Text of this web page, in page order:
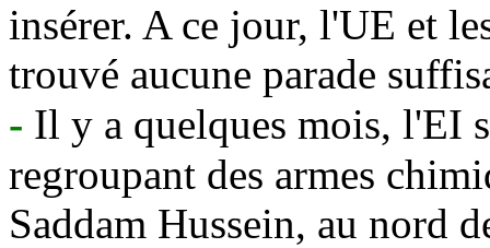
insérer. A ce jour, l'UE et
trouvé aucune parade
- Il y a quelques mois, l'EI
regroupant des armes
Saddam Hussein, au nord